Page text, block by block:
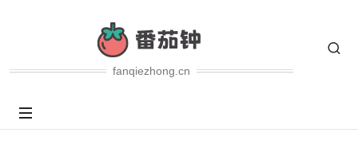
fanqiezhong.cn